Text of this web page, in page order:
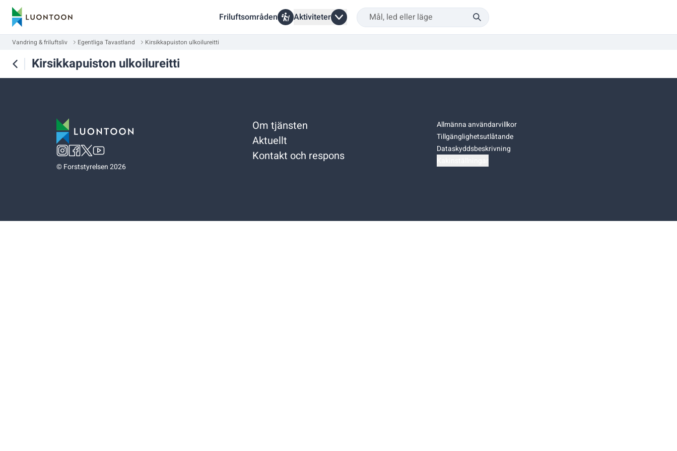
Friluftsområden Aktiviteter
Vandring & friluftsliv Egentliga Tavastland Kirsikkapuiston ulkoilureitti
Kirsikkapuiston ulkoilureitti
©Forststyrelsen 2026
Om tjänsten
Aktuellt
Kontakt och respons
Allmänna användarvillkor
Tillgänglighetsutlåtande
Dataskyddsbeskrivning